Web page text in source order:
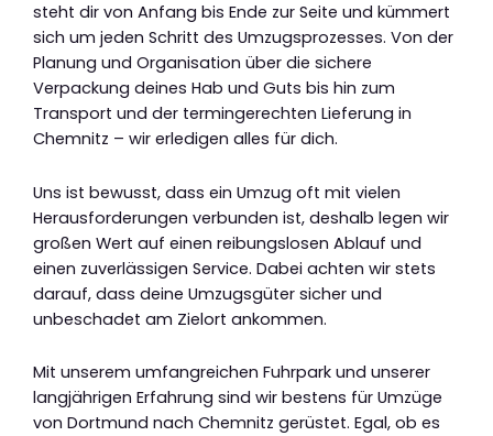
steht dir von Anfang bis Ende zur Seite und kümmert
sich um jeden Schritt des Umzugsprozesses. Von der
Planung und Organisation über die sichere
Verpackung deines Hab und Guts bis hin zum
Transport und der termingerechten Lieferung in
Chemnitz – wir erledigen alles für dich.
Uns ist bewusst, dass ein Umzug oft mit vielen
Herausforderungen verbunden ist, deshalb legen wir
großen Wert auf einen reibungslosen Ablauf und
einen zuverlässigen Service. Dabei achten wir stets
darauf, dass deine Umzugsgüter sicher und
unbeschadet am Zielort ankommen.
Mit unserem umfangreichen Fuhrpark und unserer
langjährigen Erfahrung sind wir bestens für Umzüge
von Dortmund nach Chemnitz gerüstet. Egal, ob es